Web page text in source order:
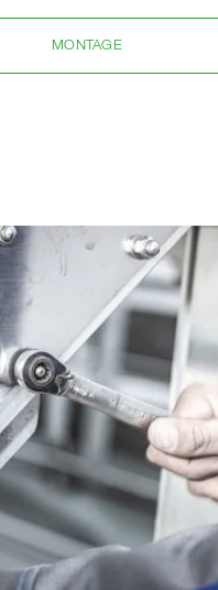
MONTAGE